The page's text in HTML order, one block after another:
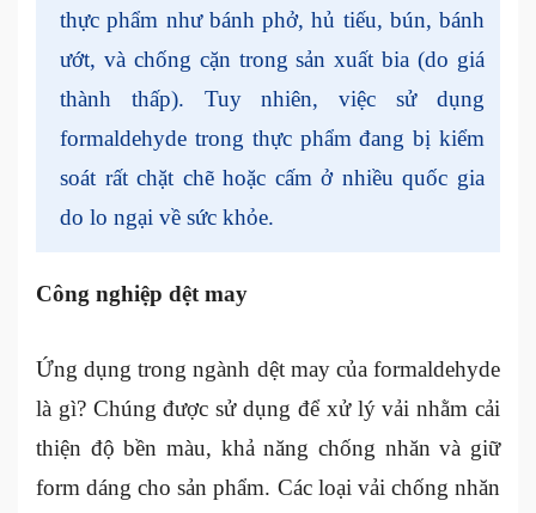
thực phẩm như bánh phở, hủ tiếu, bún, bánh
ướt, và chống cặn trong sản xuất bia (do giá
thành thấp). Tuy nhiên, việc sử dụng
formaldehyde trong thực phẩm đang bị kiểm
soát rất chặt chẽ hoặc cấm ở nhiều quốc gia
do lo ngại về sức khỏe.
Công nghiệp dệt may
Ứng dụng trong ngành dệt may của formaldehyde
là gì? Chúng được sử dụng để xử lý vải nhằm cải
thiện độ bền màu, khả năng chống nhăn và giữ
form dáng cho sản phẩm. Các loại vải chống nhăn